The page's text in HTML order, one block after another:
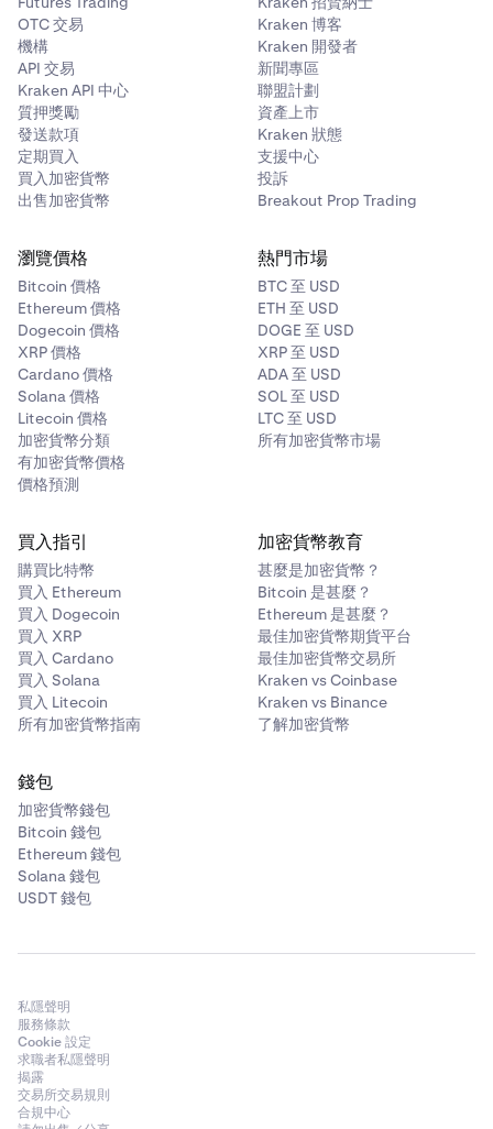
OTC 交易
機構
API 交易
Kraken API 中心
質押獎勵
發送款項
定期買入
買入加密貨幣
出售加密貨幣
Kraken 博客
Kraken 開發者
新聞專區
聯盟計劃
資產上市
Kraken 狀態
支援中心
投訴
Breakout Prop Trading
瀏覽價格
Bitcoin 價格
Ethereum 價格
Dogecoin 價格
XRP 價格
Cardano 價格
Solana 價格
Litecoin 價格
加密貨幣分類
有加密貨幣價格
價格預測
熱門市場
BTC 至 USD
ETH 至 USD
DOGE 至 USD
XRP 至 USD
ADA 至 USD
SOL 至 USD
LTC 至 USD
所有加密貨幣市場
買入指引
購買比特幣
買入 Ethereum
買入 Dogecoin
買入 XRP
買入 Cardano
買入 Solana
買入 Litecoin
所有加密貨幣指南
加密貨幣教育
甚麼是加密貨幣？
Bitcoin 是甚麼？
Ethereum 是甚麼？
最佳加密貨幣期貨平台
最佳加密貨幣交易所
Kraken vs Coinbase
Kraken vs Binance
了解加密貨幣
錢包
加密貨幣錢包
Bitcoin 錢包
Ethereum 錢包
Solana 錢包
USDT 錢包
私隱聲明
服務條款
Cookie 設定
求職者私隱聲明
揭露
交易所交易規則
合規中心